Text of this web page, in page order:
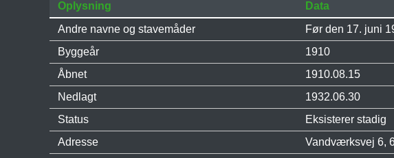
Oplysning
Data
Andre navne og stavemåder
Før den 17. juni
Byggeår
1910
Åbnet
1910.08.15
Nedlagt
1932.06.30
Status
Eksisterer stadig
Adresse
Vandværksvej 6,